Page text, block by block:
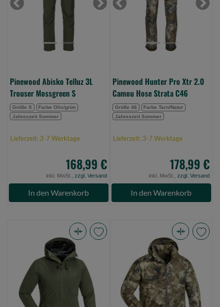
Trouser
Previous Next
Pinewood Abisko Telluz 3L
Trouser Mossgreen S
Größe S
Farbe Oliv/grün
Jahreszeit Sommer
Lieferzeit: 3-7 Werktage
168,99 €
inkl. MwSt., zzgl. Versand
In den Warenkorb
2.0
0)
Previous Next
Pinewood Hunter Pro Xtr 2.0
Camou Hose Strata C46
Größe 46
Farbe Tarn/Natur
Jahreszeit Sommer
Lieferzeit: 3-7 Werktage
178,99 €
inkl. MwSt., zzgl. Versand
In den Warenkorb
Abisko/Telluz
Women
Jacket
Mossgreen
Furudal/Retriever
Active
Camou
Jacket
Strata